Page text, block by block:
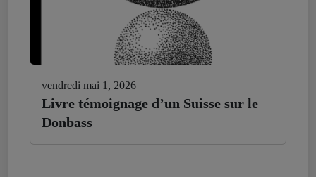
vendredi mai 1, 2026
Livre témoignage d’un Suisse sur le
Donbass